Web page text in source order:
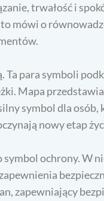
trwałość i
mówi o
para symboli
Mapa
symbol dla osób,
nowy etap
ochrony. W
zapewniający